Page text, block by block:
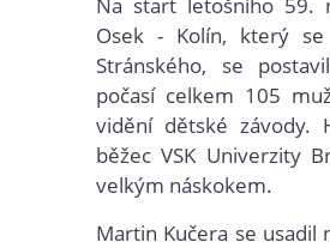
Osek - Kolín, který
Stránského, se
počasí celkem 105
vidění dětské závody.
běžec VSK Univerzity
velkým náskokem.
Martin Kučera se usadil